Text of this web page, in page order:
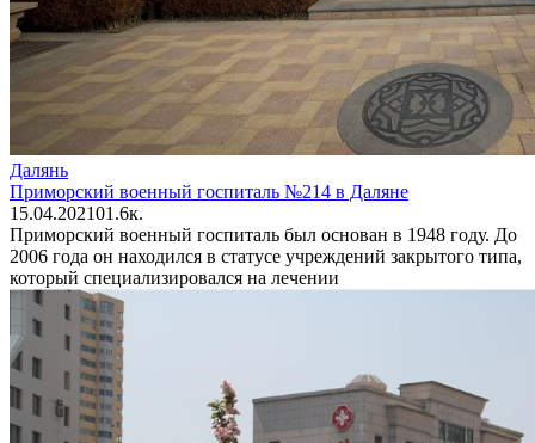
Далянь
Приморский военный госпиталь №214 в Даляне
15.04.202101.6к.
Приморский военный госпиталь был основан в 1948 году. До
2006 года он находился в статусе учреждений закрытого типа,
который специализировался на лечении